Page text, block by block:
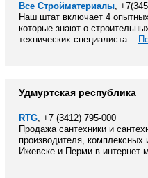
Все Стройматериалы,
Наш штат включает 4
которые знают о
технических специалиста...
Удмуртская республика
RTG, +7 (3412) 795-000
Продажа сантехники и
производителя,
Ижевске и Перми в интернет-